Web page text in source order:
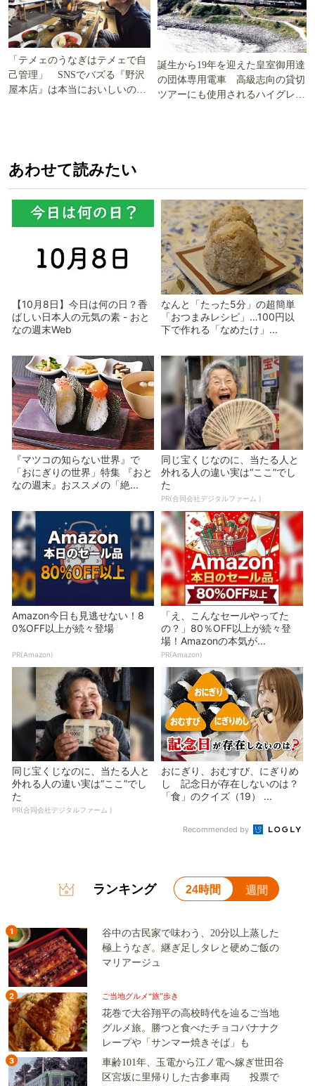
「テメェのうなぎはテメェで自
己管理」 SNSでバズる『野沢
屋本店』は本当においしいの
誕生から19年を迎えた皇室御用達
の団体専用電車 高級志向の貸切
ツアーにも使用されるハイグレー
あわせて読みたい
【10月8日】今日は何の日？香
ばしい日本人の元気の素 - おと
なの週末Web
なんと「たった5分」の超簡単
「おつまみレシピ」…100円以
下で作れる「なめたけ」...
『マツコの知らない世界』で
「おにぎりの世界」特集 『おと
なの週末』おススメの「絶...
同じ宝くじなのに、当たる人と
外れる人の違い実は“ここ”でし
た
PR(合同会社デジタルファーム )
Amazon今日も見逃せない！8
0%OFF以上が続々登場
PR(Amazon)
「え、こんなセールやってた
の？」80％OFF以上が続々登
場！Amazonの本気が...
PR(Amazon)
同じ宝くじなのに、当たる人と
外れる人の違い実は“ここ”でし
た
PR(合同会社デジタルファーム )
おにぎり、おむすび、にぎりめ
し 記念日が存在しないのは？
「食」のクイズ（19） ...
Recommended by
ランキング 24時間 週間
1
谷中の古民家で味わう、20分以上蒸した
極上うなぎ。継ぎ足しタレと硬めご飯の
マリアージュ
2 ご当地グルメ“旅”歩き
花巻で大谷翔平の高校時代を辿るご当地
グルメ旅。勝つと食べたチョコバナナク
レープや「サンマー焼きそば」も
3
車齢101年、玉電から江ノ電へ嫁ぎ世田谷
区宮坂に里帰りした古参車両 投票で